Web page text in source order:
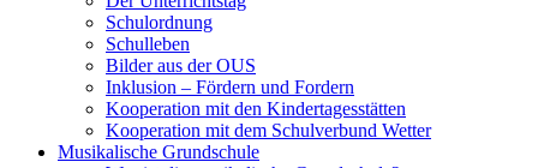
Schulordnung
Schulleben
Bilder aus der OUS
Inklusion – Fördern und Fordern
Kooperation mit den Kindertagesstätten
Kooperation mit dem Schulverbund Wetter
Musikalische Grundschule